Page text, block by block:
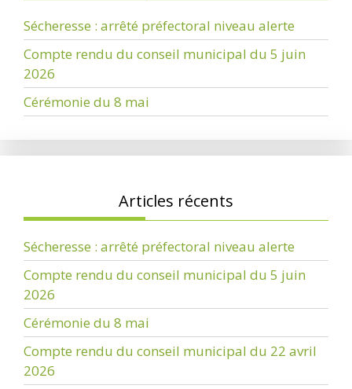
Sécheresse : arrêté préfectoral niveau alerte
Compte rendu du conseil municipal du 5 juin
2026
Cérémonie du 8 mai
Articles récents
Sécheresse : arrêté préfectoral niveau alerte
Compte rendu du conseil municipal du 5 juin
2026
Cérémonie du 8 mai
Compte rendu du conseil municipal du 22 avril
2026